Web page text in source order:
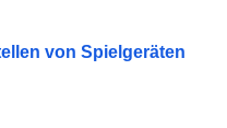
von Spielgeräten